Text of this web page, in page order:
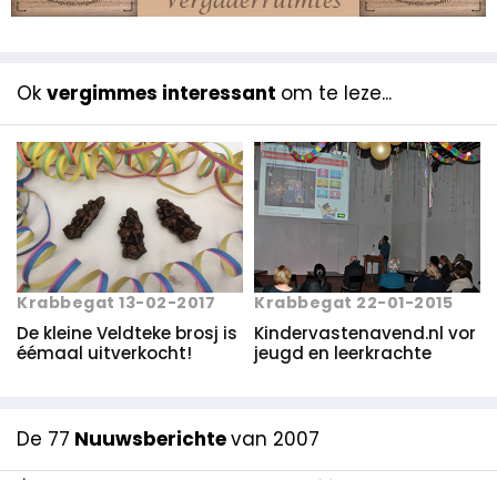
Ok vergimmes interessant om te leze...
Krabbegat 13-02-2017
De kleine Veldteke brosj is
éémaal uitverkocht!
Krabbegat 22-01-2015
Kindervastenavend.nl vor
jeugd en leerkrachte
De 77 Nuuwsberichtevan 2007